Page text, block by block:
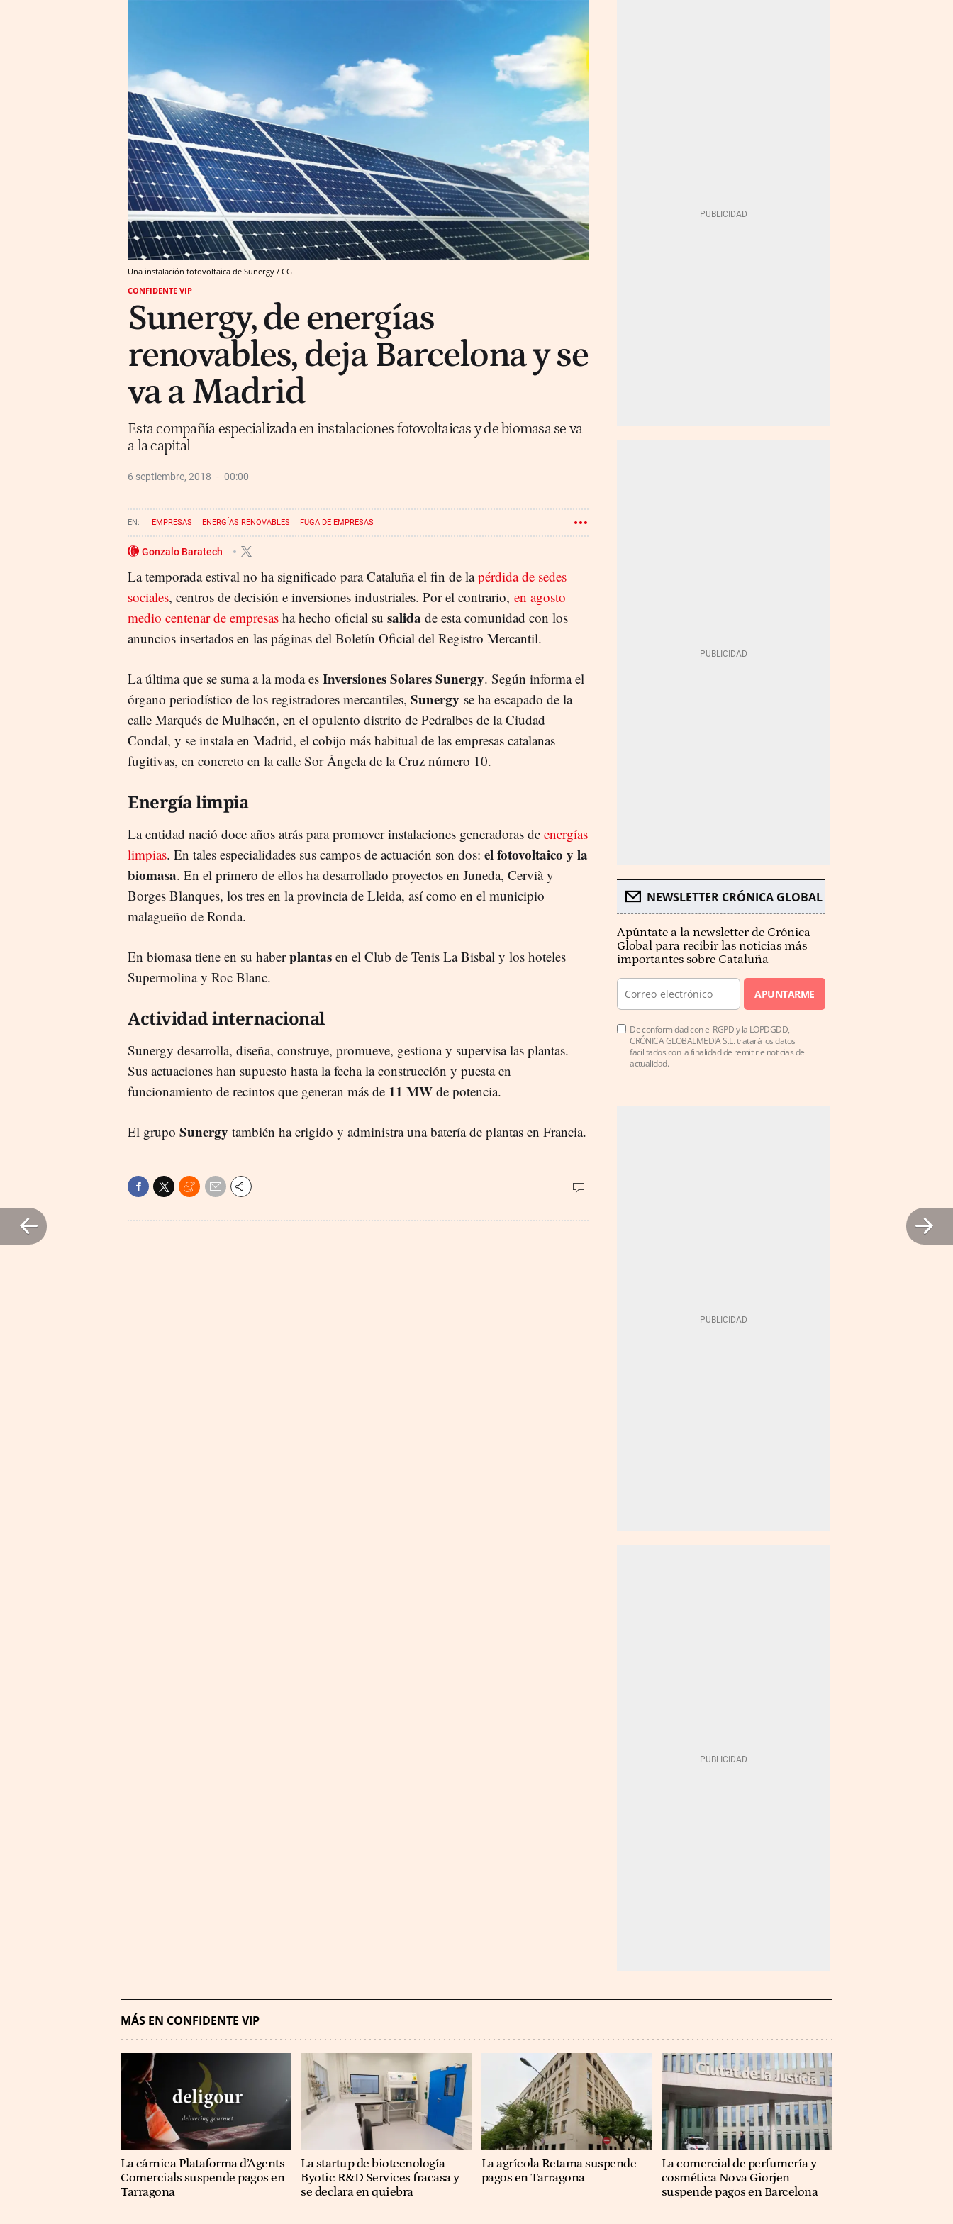
Una instalación fotovoltaica de Sunergy / CG
CONFIDENTE VIP
Sunergy, de energías
renovables, deja Barcelona y se
va a Madrid
Esta compañía especializada en instalaciones fotovoltaicas y de biomasa se va
a la capital
6 septiembre, 2018 00:00
EMPRESAS ENERGÍAS RENOVABLES FUGA DE EMPRESAS
Gonzalo Baratech
La temporada estival no ha significado para Cataluña el fin de lapérdida de sedes
sociales, centros de decisión e inversiones industriales. Por el contrario, en agosto
medio centenar de empresas ha hecho oficial su salida de esta comunidad con los
anuncios insertados en las páginas del Boletín Oficial del Registro Mercantil.
La última que se suma a la moda es Inversiones Solares Sunergy. Según informa el
órgano periodístico de los registradores mercantiles, Sunergy se ha escapado de la
calle Marqués de Mulhacén, en el opulento distrito de Pedralbes de la Ciudad
Condal, y se instala en Madrid, el cobijo más habitual de las empresas catalanas
fugitivas, en concreto en la calle Sor Ángela de la Cruz número 10.
Energía limpia
La entidad nació doce años atrás para promover instalaciones generadoras de energías
limpias. En tales especialidades sus campos de actuación son dos: el fotovoltaico y la
biomasa. En el primero de ellos ha desarrollado proyectos en Juneda, Cervià y
Borges Blanques, los tres en la provincia de Lleida, así como en el municipio
malagueño de Ronda.
En biomasa tiene en su haberplantas en el Club de Tenis La Bisbal y los hoteles
Supermolina y Roc Blanc.
Actividad internacional
Sunergy desarrolla, diseña, construye, promueve, gestiona y supervisa las plantas.
Sus actuaciones han supuesto hasta la fecha la construcción y puesta en
funcionamiento de recintos que generan más de 11 MW de potencia.
El grupo Sunergy también ha erigido y administra una batería de plantas en Francia.
NEWSLETTER CRÓNICA GLOBAL
Apúntate a la newsletter de Crónica
Global para recibir las noticias más
importantes sobre Cataluña
APUNTARME
De conformidad con el RGPD y la LOPDGDD,
CRÓNICA GLOBALMEDIA S.L. tratará los datos
facilitados con la finalidad de remitirle noticias de
actualidad.
MÁS EN CONFIDENTE VIP
La cárnica Plataforma d’Agents
Comercials suspende pagos en
Tarragona
La startup de biotecnología
Byotic R&D Services fracasa y
se declara en quiebra
La agrícola Retama suspende
pagos en Tarragona
La comercial de perfumería y
cosmética Nova Giorjen
suspende pagos en Barcelona